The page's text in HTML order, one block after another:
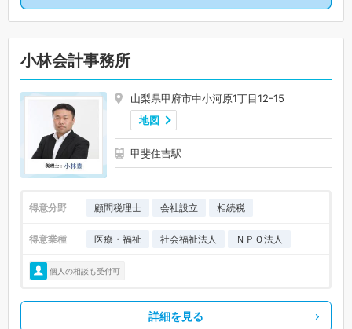
小林会計事務所
山梨県甲府市中小河原1丁目12-15
地図
甲斐住吉駅
得意分野 顧問税理士 会社設立 相続税
得意業種 医療・福祉 社会福祉法人 ＮＰＯ法人
個人の相談も受付可
詳細を見る